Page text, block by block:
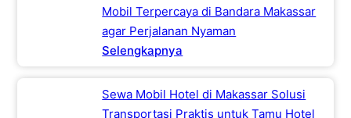
Mobil Terpercaya di Bandara Makassar
agar Perjalanan Nyaman
Selengkapnya
Sewa Mobil Hotel di Makassar Solusi
Transportasi Praktis untuk Tamu Hotel